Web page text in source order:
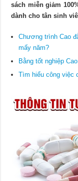
sách miễn giảm
dành cho tân sinh
Chương trình Cao
mấy năm?
Bằng tốt nghiệp
Tìm hiểu công việc